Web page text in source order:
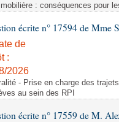
: conséquences pour
écrite n° 17594 de Mme
de
:
2026
- Prise en charge des
au sein des RPI
écrite n° 17559 de M.